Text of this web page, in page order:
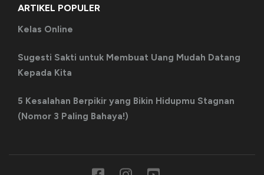
ARTIKEL POPULER
Kelas Online
Sugesti Sakti untuk Membuat Uang Mudah Datang
Kepada Kita
5 Kesalahan Berpikir yang Bikin Hidupmu Stagnan
(Nomor 3 Paling Bahaya!)